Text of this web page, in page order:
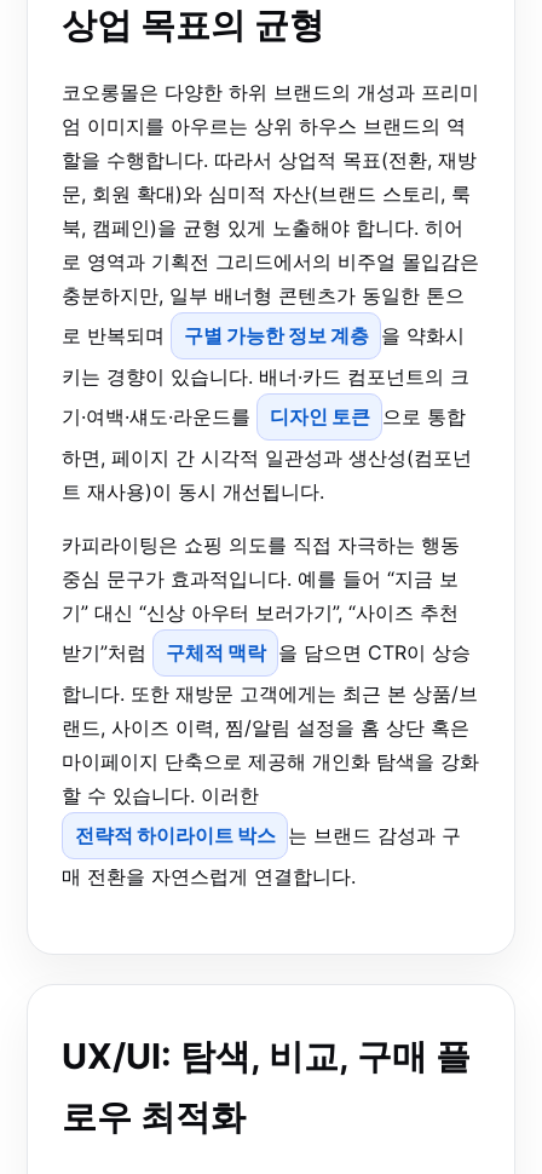
상업 목표의 균형
코오롱몰은 다양한 하위 브랜드의 개성과 프리미
엄 이미지를 아우르는 상위 하우스 브랜드의 역
할을 수행합니다. 따라서 상업적 목표(전환, 재방
문, 회원 확대)와 심미적 자산(브랜드 스토리, 룩
북, 캠페인)을 균형 있게 노출해야 합니다. 히어
로 영역과 기획전 그리드에서의 비주얼 몰입감은
충분하지만, 일부 배너형 콘텐츠가 동일한 톤으
로 반복되며
구별 가능한 정보 계층 을 약화시
키는 경향이 있습니다. 배너·카드 컴포넌트의 크
기·여백·섀도·라운드를
디자인 토큰 으로 통합
하면, 페이지 간 시각적 일관성과 생산성(컴포넌
트 재사용)이 동시 개선됩니다.
카피라이팅은 쇼핑 의도를 직접 자극하는 행동
중심 문구가 효과적입니다. 예를 들어 “지금 보
기” 대신 “신상 아우터 보러가기”, “사이즈 추천
받기”처럼
구체적 맥락 을 담으면 CTR이 상승
합니다. 또한 재방문 고객에게는 최근 본 상품/브
랜드, 사이즈 이력, 찜/알림 설정을 홈 상단 혹은
마이페이지 단축으로 제공해 개인화 탐색을 강화
할 수 있습니다. 이러한
전략적 하이라이트 박스 는 브랜드 감성과 구
매 전환을 자연스럽게 연결합니다.
UX/UI: 탐색, 비교, 구매 플
로우 최적화